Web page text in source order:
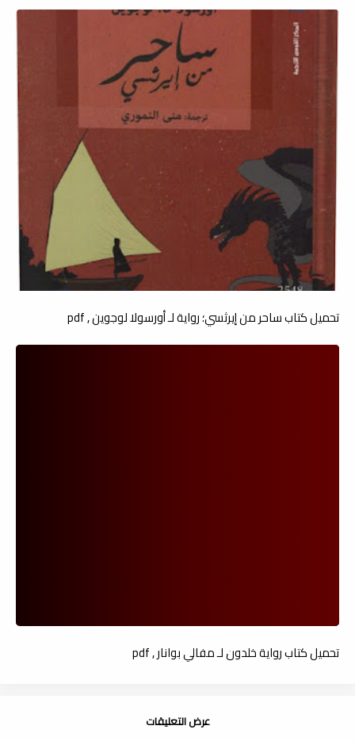
تحميل كتاب ساحر من إيرثسي؛ رواية لـ أورسولا لوجوين , pdf
تحميل كتاب رواية خلدون لـ مفالي بوانار , pdf
عرض التعليقات